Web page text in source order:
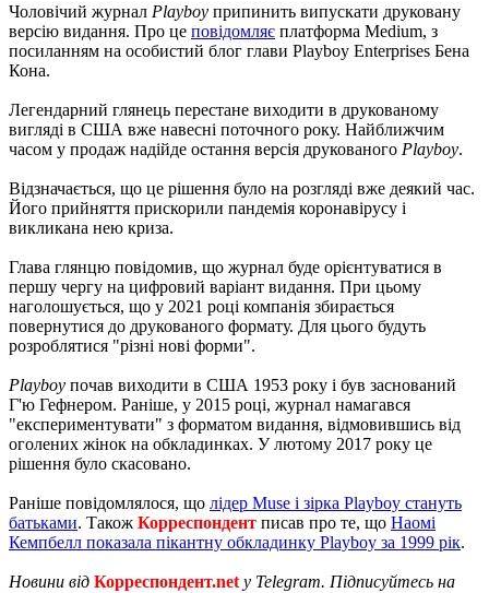
Чоловічий журнал Playboy припинить випускати друковану
версію видання. Про це повідомляє платформа Medium, з
посиланням на особистий блог глави Playboy Enterprises Бена
Кона.
Легендарний глянець перестане виходити в друкованому
вигляді в США вже навесні поточного року. Найближчим
часом у продаж надійде остання версія друкованого Playboy.
Відзначається, що це рішення було на розгляді вже деякий час.
Його прийняття прискорили пандемія коронавірусу і
викликана нею криза.
Глава глянцю повідомив, що журнал буде орієнтуватися в
першу чергу на цифровий варіант видання. При цьому
наголошується, що у 2021 році компанія збирається
повернутися до друкованого формату. Для цього будуть
розроблятися "різні нові форми".
Playboy почав виходити в США 1953 року і був заснований
Г'ю Гефнером. Раніше, у 2015 році, журнал намагався
"експериментувати" з форматом видання, відмовившись від
оголених жінок на обкладинках. У лютому 2017 року це
рішення було скасовано.
Раніше повідомлялося, що лідер Muse і зірка Playboy стануть
батьками. Також Корреспондент писав про те, що Наомі
Кемпбелл показала пікантну обкладинку Playboy за 1999 рік.
Новини від Корреспондент.net у Telegram. Підписуйтесь на